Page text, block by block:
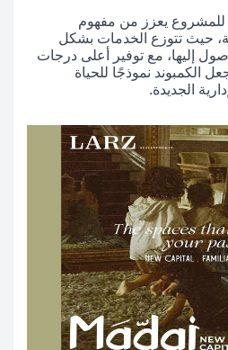
للمشروع يعزز من مفهوم
حيث تتوزع الخدمات بشكل
إليها، مع توفير أعلى درجات
الكمبوند نموذجًا للحياة
الجديدة.